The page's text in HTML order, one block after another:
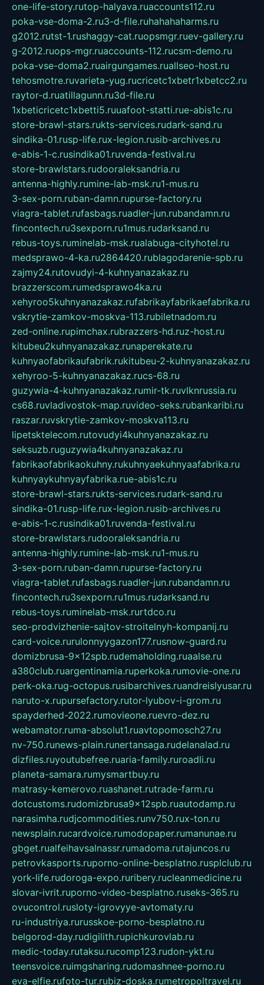
one-life-story.rutop-halyava.ruaccounts112.ru
poka-vse-doma-2.ru3-d-file.ruhahahaharms.ru
g2012.rutst-1.rushaggy-cat.ruopsmgr.ruev-gallery.ru
g-2012.ruops-mgr.ruaccounts-112.rucsm-demo.ru
poka-vse-doma2.ruairgungames.ruallseo-host.ru
tehosmotre.ruvarieta-yug.rucricetc1xbetr1xbetcc2.ru
raytor-d.ruatillagunn.ru3d-file.ru
1xbeticricetc1xbetti5.ruuafoot-statti.rue-abis1c.ru
store-brawl-stars.rukts-services.rudark-sand.ru
sindika-01.rusp-life.rux-legion.rusib-archives.ru
e-abis-1-c.rusindika01.ruvenda-festival.ru
store-brawlstars.rudooraleksandria.ru
antenna-highly.rumine-lab-msk.ru1-mus.ru
3-sex-porn.ruban-damn.rupurse-factory.ru
viagra-tablet.rufasbags.ruadler-jun.rubandamn.ru
fincontech.ru3sexporn.ru1mus.rudarksand.ru
rebus-toys.ruminelab-msk.rualabuga-cityhotel.ru
medsprawo-4-ka.ru2864420.rublagodarenie-spb.ru
zajmy24.rutovudyi-4-kuhnyanazakaz.ru
brazzerscom.rumedsprawo4ka.ru
xehyroo5kuhnyanazakaz.rufabrikayfabrikaefabrika.ru
vskrytie-zamkov-moskva-113.rubiletnadom.ru
zed-online.rupimchax.rubrazzers-hd.ruz-host.ru
kitubeu2kuhnyanazakaz.runaperekate.ru
kuhnyaofabrikaufabrik.rukitubeu-2-kuhnyanazakaz.ru
xehyroo-5-kuhnyanazakaz.rucs-68.ru
guzywia-4-kuhnyanazakaz.rumir-tk.ruvlknrussia.ru
cs68.ruvladivostok-map.ruvideo-seks.rubankaribi.ru
raszar.ruvskrytie-zamkov-moskva113.ru
lipetsktelecom.rutovudyi4kuhnyanazakaz.ru
seksuzb.ruguzywia4kuhnyanazakaz.ru
fabrikaofabrikaokuhny.rukuhnyaekuhnyaafabrika.ru
kuhnyaykuhnyayfabrika.rue-abis1c.ru
store-brawl-stars.rukts-services.rudark-sand.ru
sindika-01.rusp-life.rux-legion.rusib-archives.ru
e-abis-1-c.rusindika01.ruvenda-festival.ru
store-brawlstars.rudooraleksandria.ru
antenna-highly.rumine-lab-msk.ru1-mus.ru
3-sex-porn.ruban-damn.rupurse-factory.ru
viagra-tablet.rufasbags.ruadler-jun.rubandamn.ru
fincontech.ru3sexporn.ru1mus.rudarksand.ru
rebus-toys.ruminelab-msk.rurtdco.ru
seo-prodvizhenie-sajtov-stroitelnyh-kompanij.ru
card-voice.rurulonnyygazon177.rusnow-guard.ru
domizbrusa-9x12spb.rudemaholding.ruaalse.ru
a380club.ruargentinamia.ruperkoka.rumovie-one.ru
perk-oka.rug-octopus.rusibarchives.ruandreislyusar.ru
naruto-x.rupursefactory.rutor-lyubov-i-grom.ru
spayderhed-2022.rumovieone.ruevro-dez.ru
webamator.ruma-absolut1.ruavtopomosch27.ru
nv-750.runews-plain.runertansaga.rudelanalad.ru
dizfiles.ruyoutubefree.ruaria-family.ruroadli.ru
planeta-samara.rumysmartbuy.ru
matrasy-kemerovo.ruashanet.rutrade-farm.ru
dotcustoms.rudomizbrusa9x12spb.ruautodamp.ru
narasimha.rudjcommodities.runv750.rux-ton.ru
newsplain.rucardvoice.rumodopaper.rumanunae.ru
gbget.rualfeihavsalnassr.rumadoma.rutajuncos.ru
petrovkasports.ruporno-online-besplatno.rusplclub.ru
york-life.rudoroga-expo.ruribery.rucleanmedicine.ru
slovar-ivrit.ruporno-video-besplatno.ruseks-365.ru
ovucontrol.rusloty-igrovyye-avtomaty.ru
ru-industriya.rurusskoe-porno-besplatno.ru
belgorod-day.rudigilith.rupichkurovlab.ru
medic-today.rutaksu.rucomp123.rudon-ykt.ru
teensvoice.ruimgsharing.rudomashnee-porno.ru
eva-elfie.rufoto-tur.rubiz-doska.rumetropoltravel.ru